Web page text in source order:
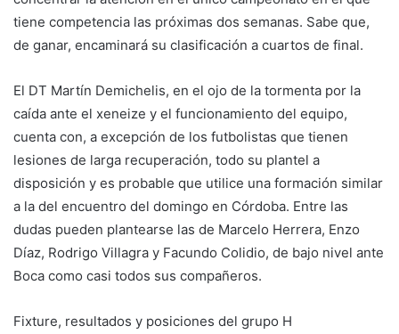
tiene competencia las próximas dos semanas. Sabe que,
de ganar, encaminará su clasificación a cuartos de final.
El DT Martín Demichelis, en el ojo de la tormenta por la
caída ante el xeneize y el funcionamiento del equipo,
cuenta con, a excepción de los futbolistas que tienen
lesiones de larga recuperación, todo su plantel a
disposición y es probable que utilice una formación similar
a la del encuentro del domingo en Córdoba. Entre las
dudas pueden plantearse las de Marcelo Herrera, Enzo
Díaz, Rodrigo Villagra y Facundo Colidio, de bajo nivel ante
Boca como casi todos sus compañeros.
Fixture, resultados y posiciones del grupo H